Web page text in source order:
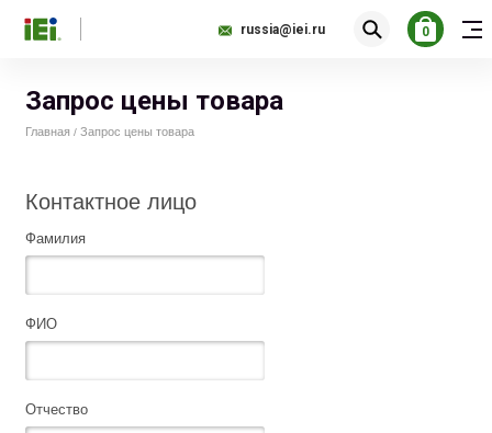
russia@iei.ru 0
Запрос цены товара
Главная / Запрос цены товара
Контактное лицо
Фамилия
ФИО
Отчество